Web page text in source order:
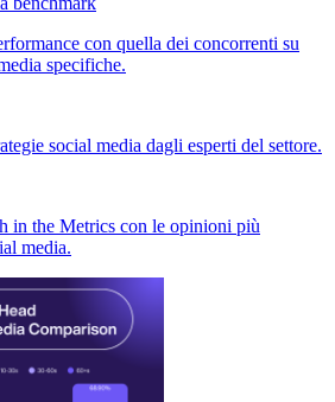
con quella dei concorrenti su
specifiche.
social media dagli esperti del settore.
in the Metrics con le opinioni più
media.